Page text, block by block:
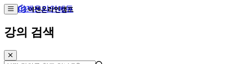
이젠온라인에듀
강의 검색